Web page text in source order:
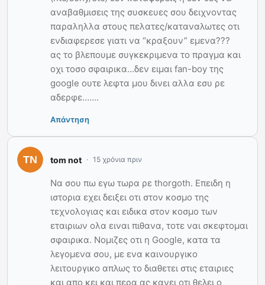
αναβαθμισεις της συσκευες σου δειχνοντας
παραληλλα στους πελατες/καταναλωτες οτι
ενδιαφερεσε γιατι να “κραξουν” εμενα???
ας το βλεπουμε συγκεκριμενα το πραγμα και
οχι τοσο σφαιρικα…δεν ειμαι fan-boy της
google ουτε λεφτα μου δινει αλλα εσυ ρε
αδερφε…….
Απάντηση
tom not 15 χρόνια πριν
Να σου πω εγω τωρα ρε thorgoth. Επειδη η
ιστορια εχει δειξει οτι στον κοσμο της
τεχνολογιας και ειδικα στον κοσμο των
εταιριων ολα ειναι πιθανα, τοτε ναι σκεφτομαι
σφαιρικα. Νομιζες οτι η Google, κατα τα
λεγομενα σου, με ενα καινουργικο
λειτουργικο απλως το διαθετει στις εταιριες
και απο κει και περα ας κανει οτι θελει ο